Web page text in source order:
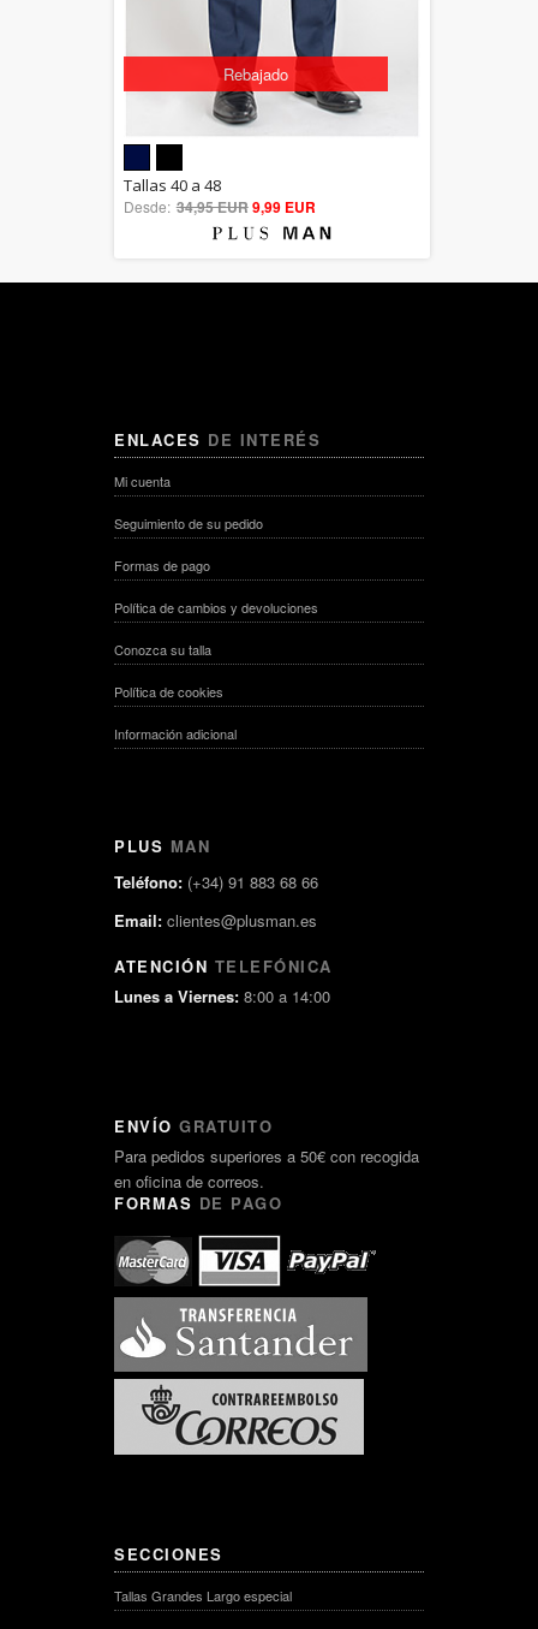
Rebajado
out of 5
Tallas 40 a 48
Desde: 34,95 EUR9,99 EUR
ENLACES DE INTERÉS
Mi cuenta
Seguimiento de su pedido
Formas de pago
Política de cambios y devoluciones
Conozca su talla
Política de cookies
Información adicional
PLUS MAN
Teléfono: (+34) 91 883 68 66
Email: clientes@plusman.es
ATENCIÓN TELEFÓNICA
Lunes a Viernes: 8:00 a 14:00
ENVÍO GRATUITO
Para pedidos superiores a 50€ con recogida
en oficina de correos.
FORMAS DE PAGO
SECCIONES
Tallas Grandes Largo especial